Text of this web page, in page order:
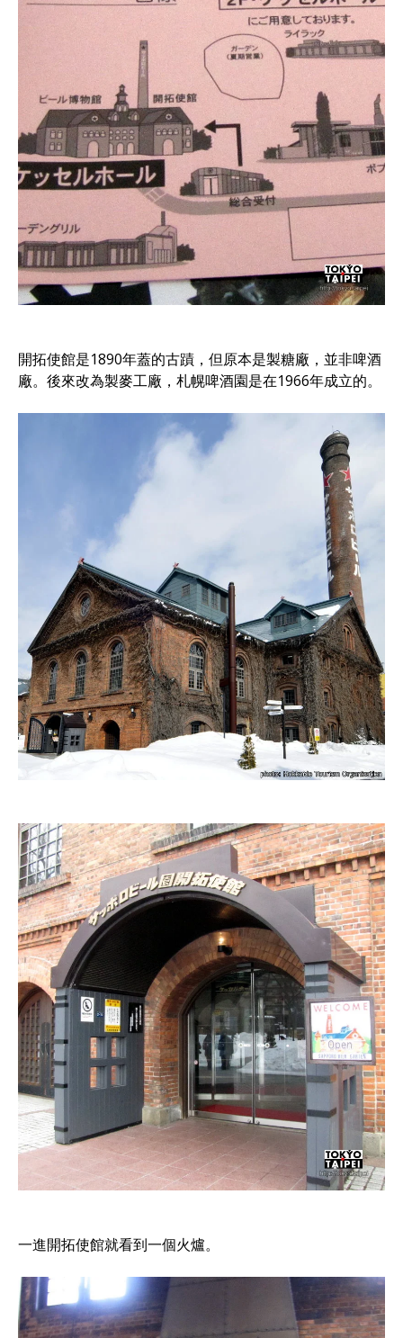
開拓使館是1890年蓋的古蹟，但原本是製糖廠，並非啤酒
廠。後來改為製麥工廠，札幌啤酒園是在1966年成立的。
一進開拓使館就看到一個火爐。